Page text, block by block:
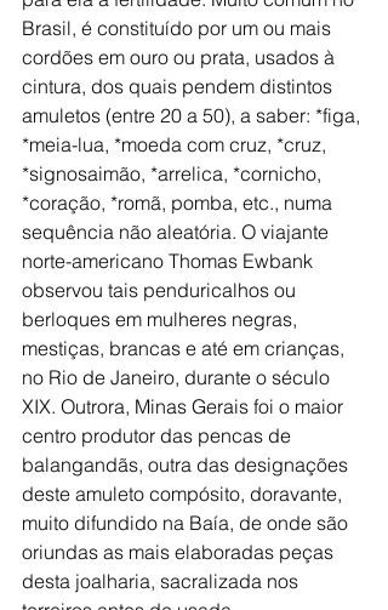
Brasil, é constituído por um ou mais
cordões em ouro ou prata, usados à
cintura, dos quais pendem distintos
amuletos (entre 20 a 50), a saber: *figa,
*meia-lua, *moeda com cruz, *cruz,
*signosaimão, *arrelica, *cornicho,
*coração, *romã, pomba, etc., numa
sequência não aleatória. O viajante
norte-americano Thomas Ewbank
observou tais penduricalhos ou
berloques em mulheres negras,
mestiças, brancas e até em crianças,
no Rio de Janeiro, durante o século
XIX. Outrora, Minas Gerais foi o maior
centro produtor das pencas de
balangandãs, outra das designações
deste amuleto compósito, doravante,
muito difundido na Baía, de onde são
oriundas as mais elaboradas peças
desta joalharia, sacralizada nos